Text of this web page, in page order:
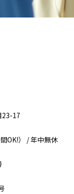
23-17
OK!） / 年中無休